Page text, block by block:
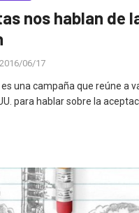
nos hablan de
2016/06/17
una campaña que reúne a
para hablar sobre la